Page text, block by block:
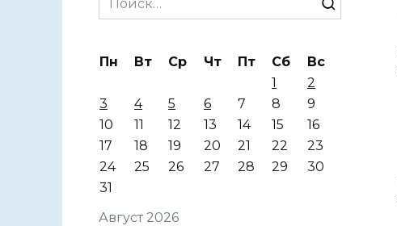
for:
Август 2026
Пн Вт Ср Чт Пт Сб
Вс
1
2
3
4 5 6 7 8
9
10
11 12 13 14 15
16
17
18 19 20 21 22
23
24
25 26 27 28 29
30
31